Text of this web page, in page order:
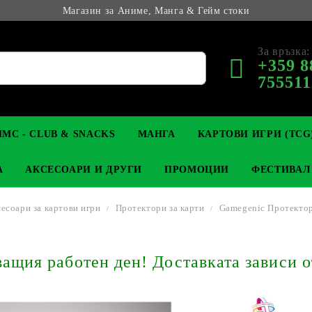
Магазин за Аниме, Манга & Гейм стоки
За връзка:
+359
КОЛЕКЦИОНЕРСКИ
YU-GI-OH! TCG
- CLUB & SNACKS МАНГА
LIGHT NOVEL
КАРТОВИ ИГРИ
MAGIC: THE GATHERING
АНИМЕ ФИГУРКИ
АКСЕСОАРИ И ДРУГИ
КЛЮЧОДЪРЖАТЕЛИ
ПРОМОЦИИ
за картови игри Протектори за карти Gamegenic
работен ден! Доставката зависи